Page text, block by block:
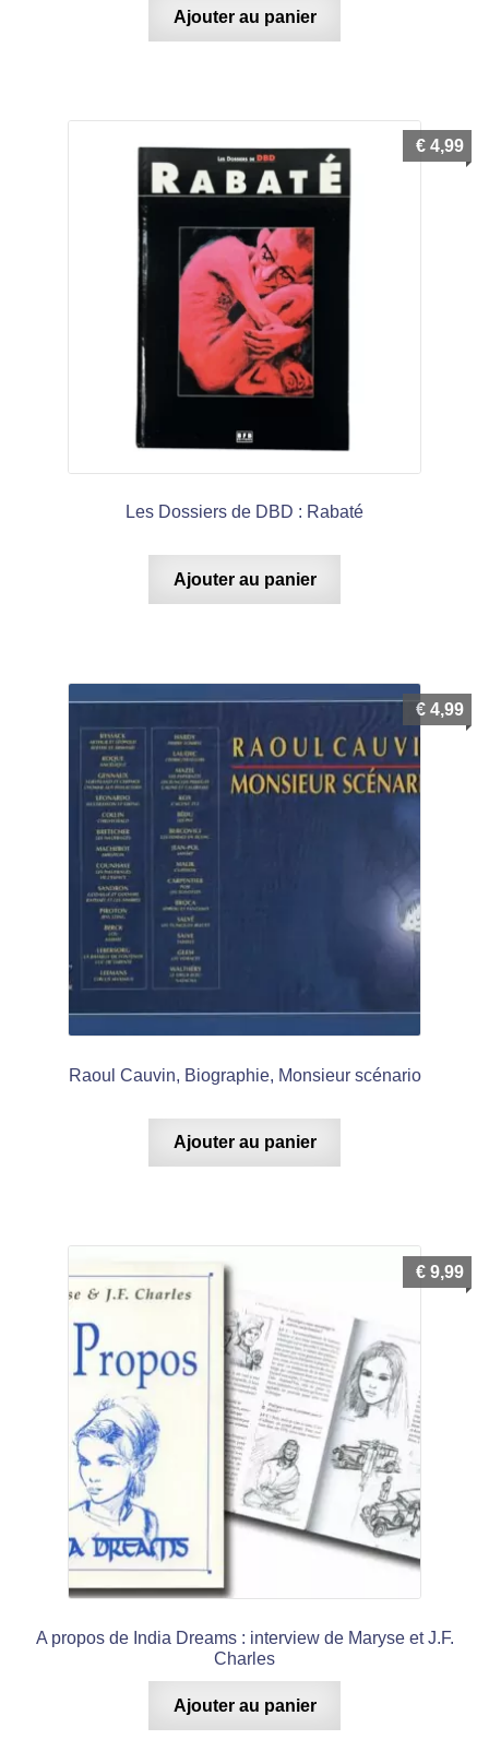
Ajouter au panier
Les Dossiers de DBD : Rabaté
€ 4,99
Ajouter au panier
Raoul Cauvin, Biographie, Monsieur scénario
€ 4,99
Ajouter au panier
A propos de India Dreams : interview de Maryse et J.F.
Charles
€ 9,99
Ajouter au panier